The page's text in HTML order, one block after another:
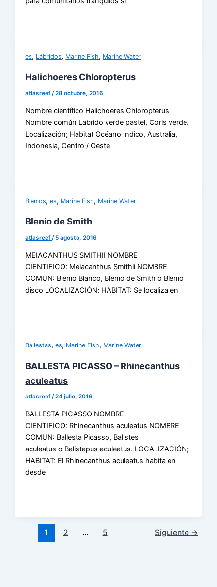
es, Lábridos, Marine Fish, Marine Water
Halichoeres Chloropterus
atlasreef/28 octubre, 2016
Nombre científico Halichoeres Chloropterus
Nombre común Labrido verde pastel, Coris verde.
Localización; Habitat Océano Índico, Australia,
Indonesia, Centro / Oeste
Blenios,es, Marine Fish, Marine Water
Blenio de Smith
atlasreef/ 5 agosto, 2016
MEIACANTHUS SMITHII NOMBRE
CIENTIFICO: Meiacanthus Smithii NOMBRE
COMUN: Blenio Blanco, Blenio de Smith o Blenio
disco LOCALIZACIÓN; HABITAT: Se localiza en
Ballestas,es, Marine Fish, Marine Water
BALLESTA PICASSO – Rhinecanthus
aculeatus
atlasreef/24 julio, 2016
BALLESTA PICASSO NOMBRE
CIENTIFICO: Rhinecanthus aculeatus NOMBRE
COMUN: Ballesta Picasso, Balistes
aculeatus o Balistapus aculeatus. LOCALIZACIÓN;
HABITAT: El Rhinecanthus aculeatus habita en
desde
1 2 … 5 Siguiente →